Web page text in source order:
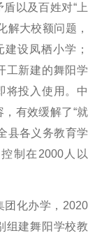
以及百姓对“上
解大校额问题，
设凤栖小学；
工新建的舞阳学
将投入使用。中
有效缓解了“就
县各义务教育学
制在2000人以
化办学，2020
组建舞阳学校教